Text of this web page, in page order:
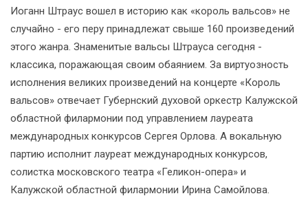
Иоганн Штраус вошел в историю как «король вальсов» не
случайно - его перу принадлежат свыше 160 произведений
этого жанра. Знаменитые вальсы Штрауса сегодня -
классика, поражающая своим обаянием. За виртуозность
исполнения великих произведений на концерте «Король
вальсов» отвечает Губернский духовой оркестр Калужской
областной филармонии под управлением лауреата
международных конкурсов Сергея Орлова. А вокальную
партию исполнит лауреат международных конкурсов,
солистка московского театра «Геликон-опера» и
Калужской областной филармонии Ирина Самойлова.